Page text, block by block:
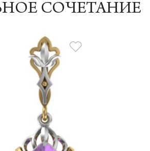
СОЧЕТАНИЕ